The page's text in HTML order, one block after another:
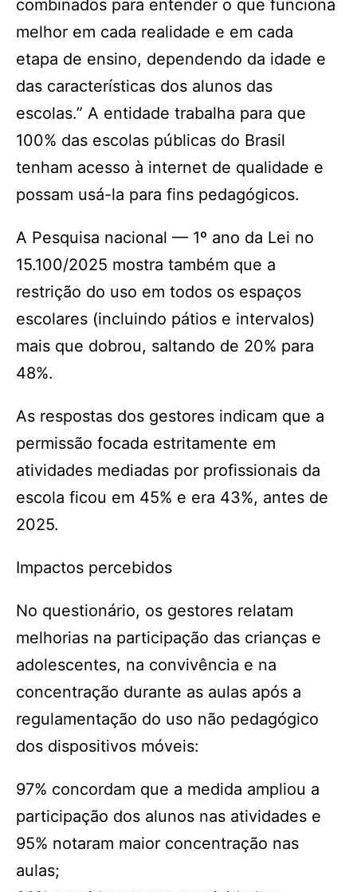
combinados para entender o que funciona
melhor em cada realidade e em cada
etapa de ensino, dependendo da idade e
das características dos alunos das
escolas.” A entidade trabalha para que
100% das escolas públicas do Brasil
tenham acesso à internet de qualidade e
possam usá-la para fins pedagógicos.
A Pesquisa nacional — 1º ano da Lei no
15.100/2025 mostra também que a
restrição do uso em todos os espaços
escolares (incluindo pátios e intervalos)
mais que dobrou, saltando de 20% para
48%.
As respostas dos gestores indicam que a
permissão focada estritamente em
atividades mediadas por profissionais da
escola ficou em 45% e era 43%, antes de
2025.
Impactos percebidos
No questionário, os gestores relatam
melhorias na participação das crianças e
adolescentes, na convivência e na
concentração durante as aulas após a
regulamentação do uso não pedagógi­co
dos dispositivos móveis:
97% concordam que a medida ampliou a
participação dos alunos nas atividades e
95% notaram maior concentração nas
aulas;